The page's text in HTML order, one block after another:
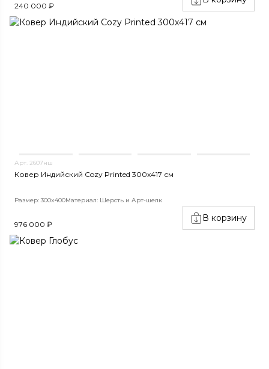
240 000 ₽
Арт. 2607нш
Ковер Индийский Cozy Printed 300x417 см
Размер: 300x400Материал: Шерсть и Арт-шелк
976 000 ₽
В корзину